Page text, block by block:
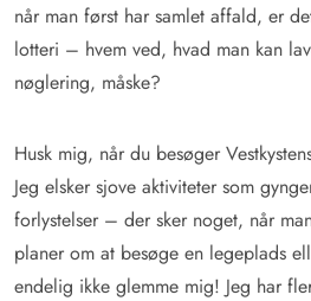
når man først har samlet affald, er
lotteri – hvem ved, hvad man kan
nøglering, måske?
Husk mig, når du besøger
Jeg elsker sjove aktiviteter som
forlystelser – der sker noget, når
planer om at besøge en legeplads
endelig ikke glemme mig! Jeg har